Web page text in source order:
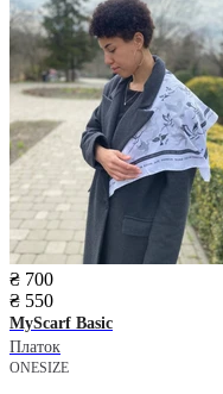
₴ 700
₴ 550
MyScarf Basic
Платок
ONESIZE